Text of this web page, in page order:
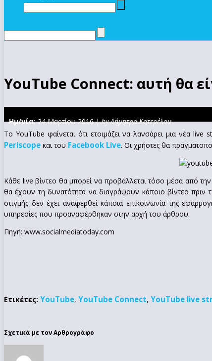
YouTube Connect: αυτή θα
Ημ/νία:24 Μαρτίου 2016 |by Δήμητρα Κατερέλου
Το YouTube φαίνεται ότι ετοιμάζει να λανσάρει μια νέα live
Periscope και του Facebook Live. Οι χρήστες θα
Κάθε live βίντεο θα μπορεί να προβάλλεται τόσο μέσα από
θα έχουν τη δυνατότητα να διαγράψουν κάποιο βίντεο πριν
στιγμής δεν έχει αναφερθεί κάποια επικοινωνία της
υπηρεσίες που προαναφέρθηκαν στην αρχή του άρθρου.
Πηγή: www.socialmediatoday.com
Ετικέτες: YouTube, YouTube Connect, YouTube live
Σχετικά με τον Αρθρογράφο